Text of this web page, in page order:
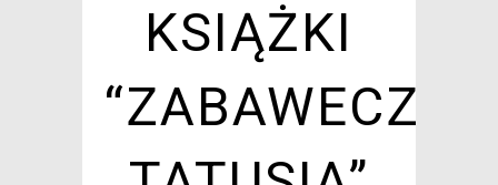
KSIĄŻKI
“ZABAWECZKA